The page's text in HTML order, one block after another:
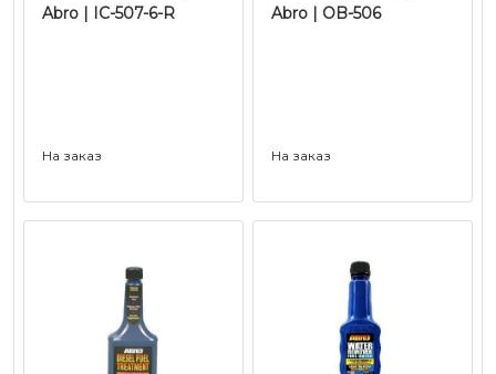
Abro | IC-507-6-R
На заказ
Abro | OB-506
На заказ